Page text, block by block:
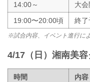
14:00～
大
19:00〜20:00頃
終了
※試合内容、イベント進行に
4/17（日）湘南美
時間 内容